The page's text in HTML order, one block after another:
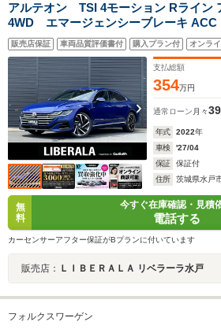
アルテオン TSI 4モーション Rライン
4WD エマージェンシーブレーキ ACC
ディスカバープロナビ CarPlay BT
きパワーシート シートヒーター マッサ
パワーバックドア オートホールド 純正
レコ
販売店保証 車両品質評価書付 購入プラン付 オンラ
支払総額
354万円
通常ローン 月々
年式 2022年
車検
'27/04
保証
保証付
住所
茨城県水戸
無
料
今すぐ在庫確認・見積
電話する
カーセンサーアフター保証がBプランに付いています
販売店： ＬＩＢＥＲＡＬＡ リベラーラ水戸
フォルクスワーゲン